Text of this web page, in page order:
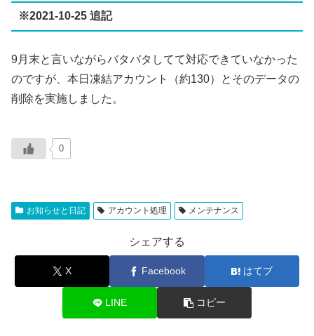
※2021-10-25 追記
9月末と言いながらバタバタしてて対応できていなかった
のですが、本日凍結アカウント（約130）とそのデータの
削除を実施しました。
0
お知らせと日記 アカウント処理 メンテナンス
シェアする
X Facebook はてブ
LINE コピー